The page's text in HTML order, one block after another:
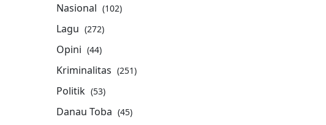
Nasional (102)
Lagu (272)
Opini (44)
Kriminalitas (251)
Politik (53)
Danau Toba (45)